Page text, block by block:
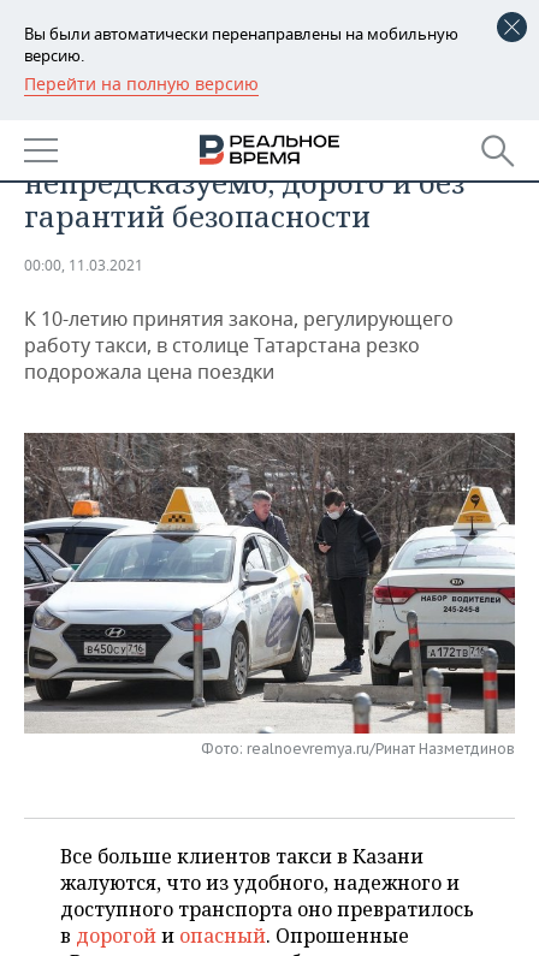
Вы были автоматически перенаправлены на мобильную
версию.
Перейти на полную версию
РЕГИОНЫ
БАШКОРТОСТАН
ТАТАРСТАН
НОВОСТИ
АНАЛИТИКА
ДЕКЛАРАЦИИ О ДОХОДАХ
КОРОЛИ ГОСЗАКАЗА ПФО
КОМУ ПРИНАДЛЕЖАТ
ТОРГОВЫЕ ЦЕНТРЫ
ТАТАРСТАНА
НОВОСТИ ЭКОНОМИКИ
ФИНАНСЫ
БЮДЖЕТ
ИНВЕСТИЦИИ
ПРОМЫШЛЕННОСТЬ
НОВОСТИ
ПРОМЫШЛЕННОСТИ
АГРОПРОМ
МАШИНОСТРОЕНИЕ
НЕФТЕХИМИЯ
НЕФТЬ
ОПК
ЭНЕРГЕТИКА
НЕДВИЖИМОСТЬ
НОВОСТИ АВТО
БИЗНЕС
НОВОСТИ БИЗНЕСА
РОЗНИЧНАЯ ТОРГОВЛЯ
ТРАНСПОРТ
УСЛУГИ
ТЕХНОЛОГИИ
НОВОСТИ ТЕХНОЛОГИЙ
IT
МЕДИА
ТЕЛЕКОММУНИКАЦИИ
МЕРОПРИЯТИЯ
НОВОСТИ МЕРОПРИЯТИЙ
ВЫЕЗДНАЯ РЕДАКЦИЯ
ОТКРЫТАЯ ЛЕКЦИЯ
СПОРТ
НОВОСТИ СПОРТА
БАСКЕТБОЛ
ВОЛЕЙБОЛ
ОБЩЕСТВО
НОВОСТИ ОБЩЕСТВА
ИНФРАСТРУКТУРА
ИСТОРИЯ
СПРАВОЧНИК
СПИСОК ПЕРСОН
ПОЛНАЯ ВЕРСИЯ
Почему не везет такси:
непредсказуемо, дорого и без
гарантий безопасности
00:00, 11.03.2021
К 10-летию принятия закона, регулирующего
работу такси, в столице Татарстана резко
подорожала цена поездки
Фото: realnoevremya.ru/Ринат Назметдинов
Все больше клиентов такси в Казани
жалуются, что из удобного, надежного и
доступного транспорта оно превратилось
в дорогойи опасный. Опрошенные